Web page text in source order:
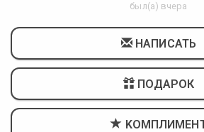
был(а) вчера
НАПИСАТЬ
ПОДАРОК